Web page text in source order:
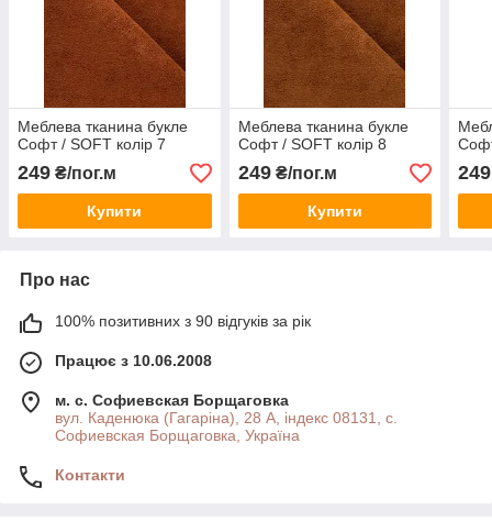
Меблева тканина букле
Софт / SOFT колір 7
249 ₴/пог.м
Купити
Меблева тканина букле
Софт / SOFT колір 8
249₴/пог.м
Купити
249
Про нас
100% позитивних з 90 відгуків за рік
Працює з 10.06.2008
м. с. Софиевская Борщаговка
вул. Каденюка (Гагаріна), 28 А, індекс 08131, с.
Софиевская Борщаговка, Україна
Контакти